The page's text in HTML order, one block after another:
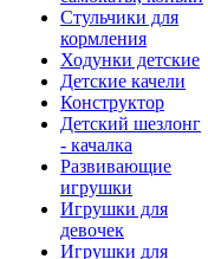
Стульчики для
кормления
Ходунки детские
Детские качели
Конструктор
Детский шезлонг
- качалка
Развивающие
игрушки
Игрушки для
девочек
Игрушки для